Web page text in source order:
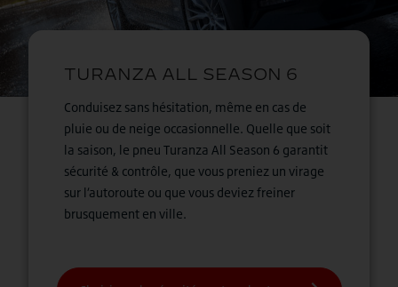
Conduisez sans hésitation, même en cas de
pluie ou de neige occasionnelle. Quelle que soit
la saison, le pneu Turanza All Season 6 garantit
sécurité & contrôle, que vous preniez un virage
sur l’autoroute ou que vous deviez freiner
brusquement en ville.